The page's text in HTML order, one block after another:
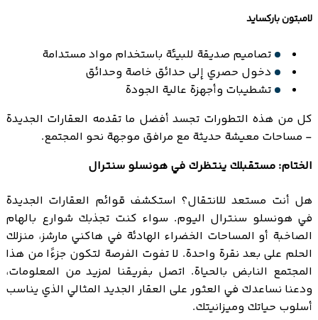
لامبتون باركسايد
تصاميم صديقة للبيئة باستخدام مواد مستدامة
دخول حصري إلى حدائق خاصة وحدائق
تشطيبات وأجهزة عالية الجودة
كل من هذه التطورات تجسد أفضل ما تقدمه العقارات الجديدة
- مساحات معيشة حديثة مع مرافق موجهة نحو المجتمع.
الختام: مستقبلك ينتظرك في هونسلو سنترال
هل أنت مستعد للانتقال؟ استكشف قوائم العقارات الجديدة
في هونسلو سنترال اليوم. سواء كنت تجذبك شوارع بالهام
الصاخبة أو المساحات الخضراء الهادئة في هاكني مارشز، منزلك
الحلم على بعد نقرة واحدة. لا تفوت الفرصة لتكون جزءًا من هذا
المجتمع النابض بالحياة. اتصل بفريقنا لمزيد من المعلومات،
ودعنا نساعدك في العثور على العقار الجديد المثالي الذي يناسب
أسلوب حياتك وميزانيتك.